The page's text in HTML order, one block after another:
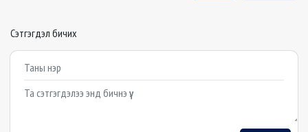
Сэтгэгдэл бичих
Example textarea